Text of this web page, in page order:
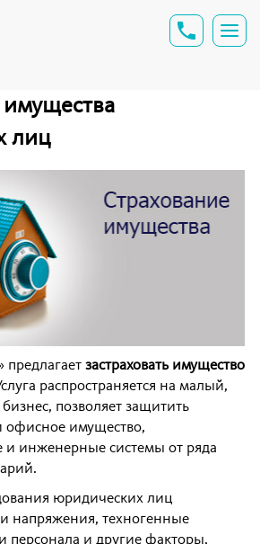
имущества
лиц
предлагает застраховать имущество
распространяется на малый,
позволяет защитить
офисное имущество,
инженерные системы от ряда
юридических лиц
напряжения, техногенные
персонала и другие факторы,